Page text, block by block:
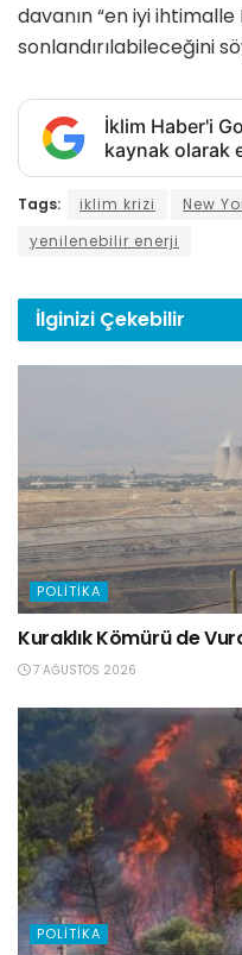
davanın “en iyi ihtimalle
sonlandırılabileceğini
İklim Haber'i
kaynak olarak
Tags: iklim krizi New
yenilenebilir enerji
İlginizi Çekebilir
POLITIKA
Kuraklık Kömürü de
7 AĞUSTOS 2026
POLITIKA